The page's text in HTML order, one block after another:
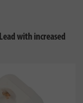
with increased